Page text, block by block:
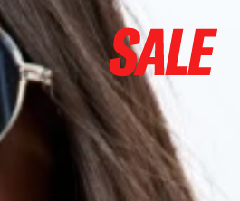
Bikinis